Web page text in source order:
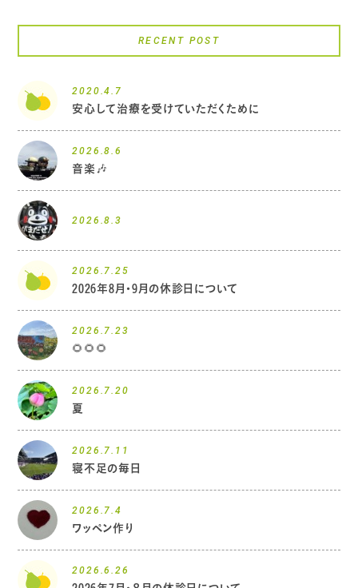
RECENT POST
2020.4.7
安心して治療を受けていただくために
2026.8.6
音楽🎶
2026.8.3
2026.7.25
2026年8月・9月の休診日について
2026.7.23
🌻🌻🌻
2026.7.20
夏
2026.7.11
寝不足の毎日
2026.7.4
ワッペン作り
2026.6.26